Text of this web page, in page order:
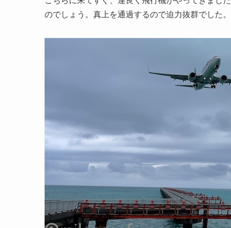
のでしょう。真上を通過するので迫力抜群でした。